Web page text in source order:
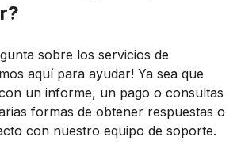
sobre los servicios de
aquí para ayudar! Ya sea que
un informe, un pago o consultas
formas de obtener respuestas o
con nuestro equipo de soporte.